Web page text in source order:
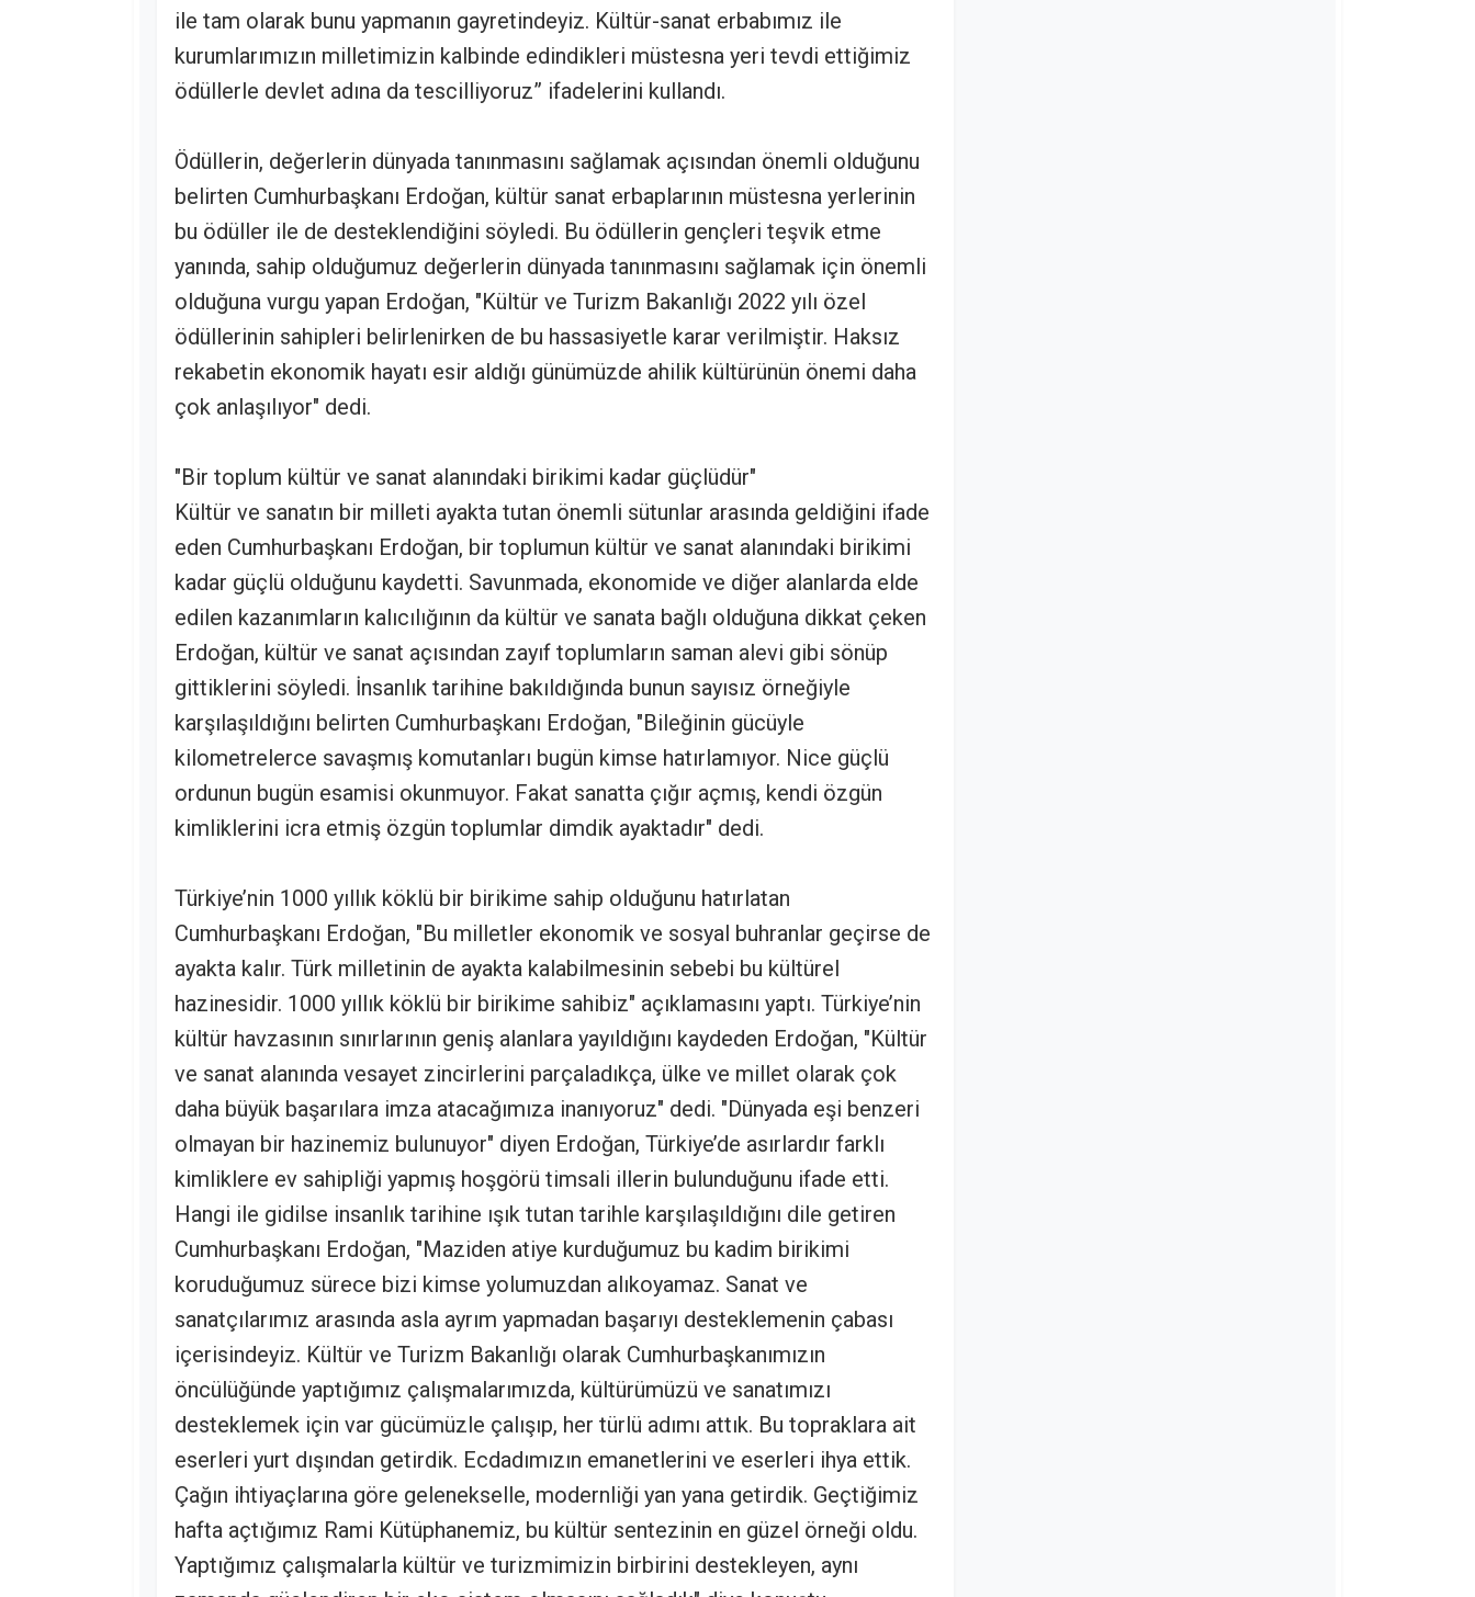
ile tam olarak bunu yapmanın gayretindeyiz. Kültür-sanat erbabımız ile
kurumlarımızın milletimizin kalbinde edindikleri müstesna yeri tevdi ettiğimiz
ödüllerle devlet adına da tescilliyoruz” ifadelerini kullandı.
Ödüllerin, değerlerin dünyada tanınmasını sağlamak açısından önemli olduğunu
belirten Cumhurbaşkanı Erdoğan, kültür sanat erbaplarının müstesna yerlerinin
bu ödüller ile de desteklendiğini söyledi. Bu ödüllerin gençleri teşvik etme
yanında, sahip olduğumuz değerlerin dünyada tanınmasını sağlamak için önemli
olduğuna vurgu yapan Erdoğan, "Kültür ve Turizm Bakanlığı 2022 yılı özel
ödüllerinin sahipleri belirlenirken de bu hassasiyetle karar verilmiştir. Haksız
rekabetin ekonomik hayatı esir aldığı günümüzde ahilik kültürünün önemi daha
çok anlaşılıyor" dedi.
"Bir toplum kültür ve sanat alanındaki birikimi kadar güçlüdür"
Kültür ve sanatın bir milleti ayakta tutan önemli sütunlar arasında geldiğini ifade
eden Cumhurbaşkanı Erdoğan, bir toplumun kültür ve sanat alanındaki birikimi
kadar güçlü olduğunu kaydetti. Savunmada, ekonomide ve diğer alanlarda elde
edilen kazanımların kalıcılığının da kültür ve sanata bağlı olduğuna dikkat çeken
Erdoğan, kültür ve sanat açısından zayıf toplumların saman alevi gibi sönüp
gittiklerini söyledi. İnsanlık tarihine bakıldığında bunun sayısız örneğiyle
karşılaşıldığını belirten Cumhurbaşkanı Erdoğan, "Bileğinin gücüyle
kilometrelerce savaşmış komutanları bugün kimse hatırlamıyor. Nice güçlü
ordunun bugün esamisi okunmuyor. Fakat sanatta çığır açmış, kendi özgün
kimliklerini icra etmiş özgün toplumlar dimdik ayaktadır" dedi.
Türkiye’nin 1000 yıllık köklü bir birikime sahip olduğunu hatırlatan
Cumhurbaşkanı Erdoğan, "Bu milletler ekonomik ve sosyal buhranlar geçirse de
ayakta kalır. Türk milletinin de ayakta kalabilmesinin sebebi bu kültürel
hazinesidir. 1000 yıllık köklü bir birikime sahibiz" açıklamasını yaptı. Türkiye’nin
kültür havzasının sınırlarının geniş alanlara yayıldığını kaydeden Erdoğan, "Kültür
ve sanat alanında vesayet zincirlerini parçaladıkça, ülke ve millet olarak çok
daha büyük başarılara imza atacağımıza inanıyoruz" dedi. "Dünyada eşi benzeri
olmayan bir hazinemiz bulunuyor" diyen Erdoğan, Türkiye’de asırlardır farklı
kimliklere ev sahipliği yapmış hoşgörü timsali illerin bulunduğunu ifade etti.
Hangi ile gidilse insanlık tarihine ışık tutan tarihle karşılaşıldığını dile getiren
Cumhurbaşkanı Erdoğan, "Maziden atiye kurduğumuz bu kadim birikimi
koruduğumuz sürece bizi kimse yolumuzdan alıkoyamaz. Sanat ve
sanatçılarımız arasında asla ayrım yapmadan başarıyı desteklemenin çabası
içerisindeyiz. Kültür ve Turizm Bakanlığı olarak Cumhurbaşkanımızın
öncülüğünde yaptığımız çalışmalarımızda, kültürümüzü ve sanatımızı
desteklemek için var gücümüzle çalışıp, her türlü adımı attık. Bu topraklara ait
eserleri yurt dışından getirdik. Ecdadımızın emanetlerini ve eserleri ihya ettik.
Çağın ihtiyaçlarına göre gelenekselle, modernliği yan yana getirdik. Geçtiğimiz
hafta açtığımız Rami Kütüphanemiz, bu kültür sentezinin en güzel örneği oldu.
Yaptığımız çalışmalarla kültür ve turizmimizin birbirini destekleyen, aynı